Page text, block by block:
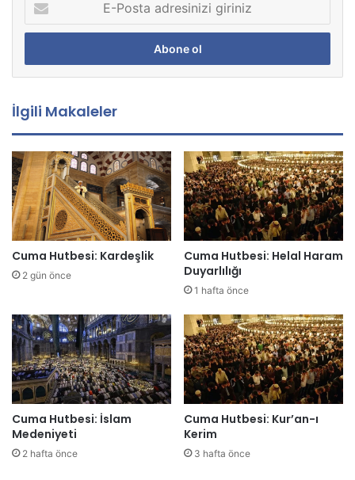
P
s
a
d
r
e
s
i
n
i
g
r
i
n
i
z
İlgili Makaleler
Cuma Hutbesi: Kardeşlik
2 gün önce
Cuma Hutbesi: Helal Haram
Duyarlılığı
1 hafta önce
Cuma Hutbesi: İslam
Medeniyeti
2 hafta önce
Cuma Hutbesi: Kur’an-ı
Kerim
3 hafta önce